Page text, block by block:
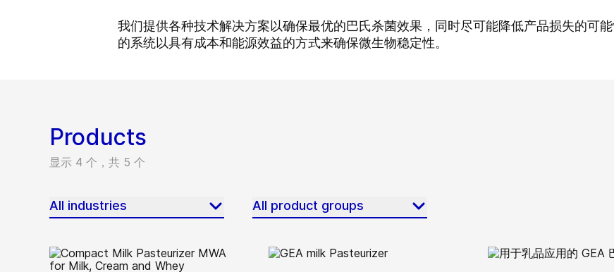
我们提供各种技术解决方案以确保最优的巴氏杀菌效果，同时尽可能降低产品损失的可
的系统以具有成本和能源效益的方式来确保微生物稳定性。
Products
显示 4 个，共 5 个
All industries All product groups